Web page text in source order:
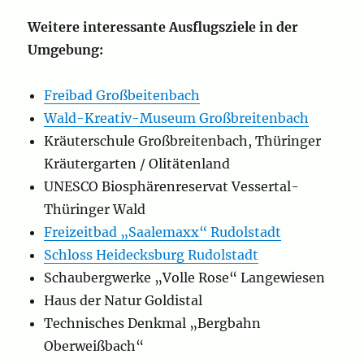
Weitere interessante Ausflugsziele in der
Umgebung:
Freibad Großbeitenbach
Wald-Kreativ-Museum Großbreitenbach
Kräuterschule Großbreitenbach, Thüringer
Kräutergarten / Olitätenland
UNESCO Biosphärenreservat Vessertal-
Thüringer Wald
Freizeitbad „Saalemaxx“ Rudolstadt
Schloss Heidecksburg Rudolstadt
Schaubergwerke „Volle Rose“ Langewiesen
Haus der Natur Goldistal
Technisches Denkmal „Bergbahn
Oberweißbach“